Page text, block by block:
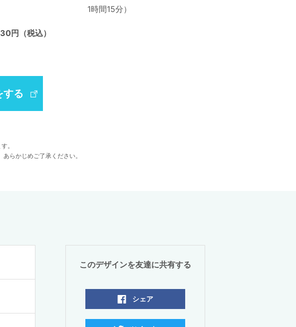
1時間15分）
円（税込）
する
。
らかじめご了承ください。
このデザインを友達に共有する
シェア